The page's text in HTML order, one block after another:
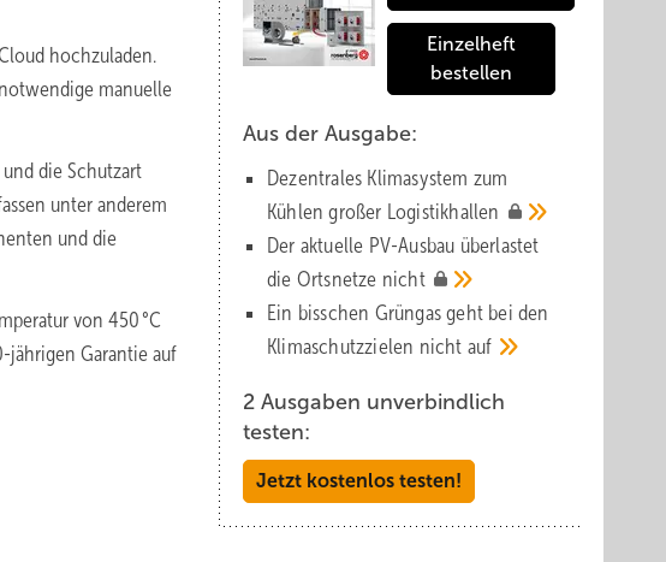
hochzuladen.
manuelle
die Schutzart
unter anderem
und die
von 450 °C
jährigen Garantie auf
Einzelheft
bestellen
Aus der Ausgabe:
Dezentrales Klimasystem zum
Kühlen großer Logistik­hallen
Der aktuelle PV-Ausbau über­lastet
die Orts­netze nicht
Ein bisschen Grüngas geht bei den
Klima­schutz­zielen nicht auf
2 Ausgaben unverbindlich
testen:
Jetzt kostenlos testen!